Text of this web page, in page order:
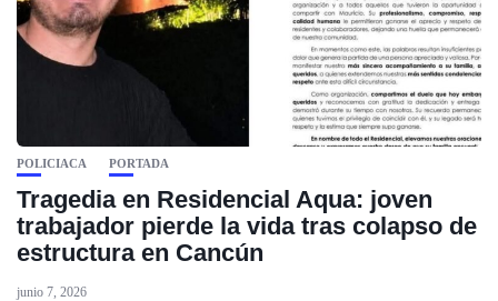
POLICIACA PORTADA
Tragedia en Residencial Aqua: joven
trabajador pierde la vida tras colapso de
estructura en Cancún
junio 7, 2026